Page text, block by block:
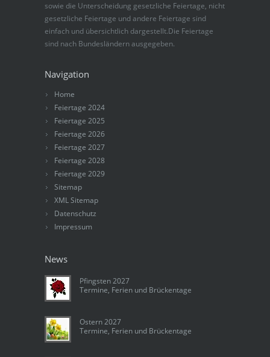
sowie die Unterscheidung gesetzliche Feiertage, nicht
gesetzliche Feiertage und andere Feiertage sind
einfach und übersichtlich dargestellt.Die Feiertage
sind nach Bundesländern ausgegeben.
Navigation
Home
Feiertage 2024
Feiertage 2025
Feiertage 2026
Feiertage 2027
Feiertage 2028
Feiertage 2029
Sitemap
XML Sitemap
Datenschutz
Impressum
News
Pfingsten 2027
Termine, Ferien und Brückentage
Ostern 2027
Termine, Ferien und Brückentage